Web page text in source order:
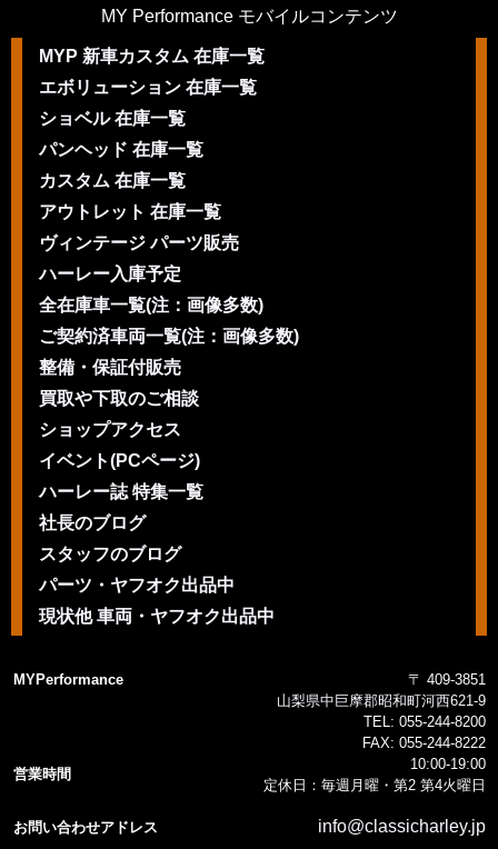
MY Performance モバイルコンテンツ
MYP 新車カスタム 在庫一覧
エボリューション 在庫一覧
ショベル 在庫一覧
パンヘッド 在庫一覧
カスタム 在庫一覧
アウトレット 在庫一覧
ヴィンテージ パーツ販売
ハーレー入庫予定
全在庫車一覧(注：画像多数)
ご契約済車両一覧(注：画像多数)
整備・保証付販売
買取や下取のご相談
ショップアクセス
イベント(PCページ)
ハーレー誌 特集一覧
社長のブログ
スタッフのブログ
パーツ・ヤフオク出品中
現状他 車両・ヤフオク出品中
MYPerformance
〒 409-3851
山梨県中巨摩郡昭和町河西621-9
TEL: 055-244-8200
FAX: 055-244-8222
営業時間
10:00-19:00
定休日：毎週月曜・第2 第4火曜日
お問い合わせアドレス info@classicharley.jp